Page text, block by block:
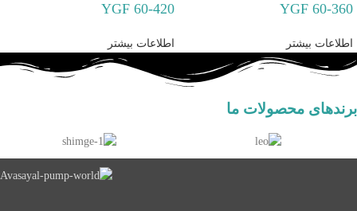
YGF 60-360
اطلاعات بیشتر
YGF 60-420
اطلاعات بیشتر
برندهای محصولات ما